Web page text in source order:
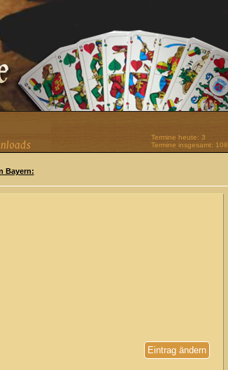
Termine heute: 3
Termine insgesamt: 108
Bayern:
Eintrag ändern